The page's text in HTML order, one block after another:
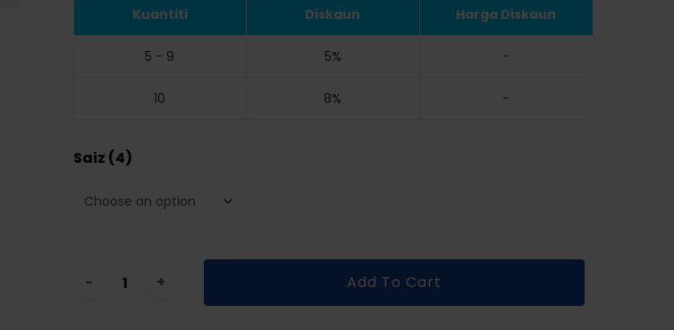
Kuantiti Diskaun Harga Diskaun
5 - 9 5% -
10 8% -
Saiz (4)
Add To Cart